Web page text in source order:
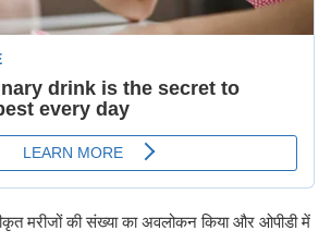
मरीजों की संख्या का अवलोकन किया और ओपीडी में